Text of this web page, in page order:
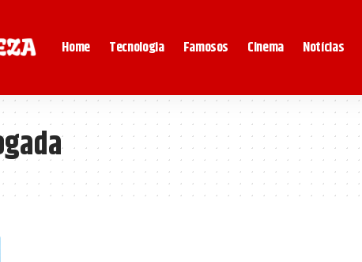
Home Tecnologia Famosos Cinema Notícias